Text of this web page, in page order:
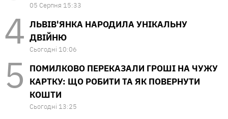
05 Серпня 15:33
ЛЬВІВ'ЯНКА НАРОДИЛА УНІКАЛЬНУ
ДВІЙНЮ
Сьогодні 10:06
ПОМИЛКОВО ПЕРЕКАЗАЛИ ГРОШІ НА ЧУЖУ
КАРТКУ: ЩО РОБИТИ ТА ЯК ПОВЕРНУТИ
КОШТИ
Сьогодні 13:25